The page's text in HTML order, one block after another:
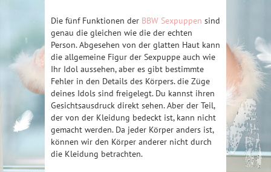
Die fünf Funktionen der BBW Sexpuppen sind
genau die gleichen wie die der echten
Person. Abgesehen von der glatten Haut kann
die allgemeine Figur der Sexpuppe auch wie
Ihr Idol aussehen, aber es gibt bestimmte
Fehler in den Details des Körpers. die Züge
deines Idols sind freigelegt. Du kannst ihren
Gesichtsausdruck direkt sehen. Aber der Teil,
der von der Kleidung bedeckt ist, kann nicht
gemacht werden. Da jeder Körper anders ist,
können wir den Körper anderer nicht durch
die Kleidung betrachten.